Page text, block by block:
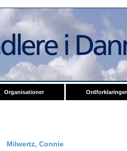
Organisationer Ordforklaringer
Milwertz, Connie